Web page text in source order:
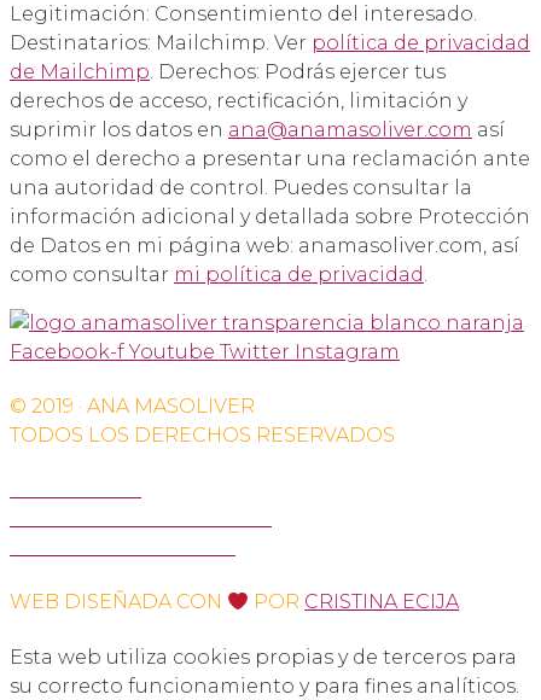
Legitimación: Consentimiento del interesado.
Destinatarios: Mailchimp. Ver política de privacidad
de Mailchimp . Derechos: Podrás ejercer tus
derechos de acceso, rectificación, limitación y
suprimir los datos en ana@anamasoliver.com así
como el derecho a presentar una reclamación ante
una autoridad de control. Puedes consultar la
información adicional y detallada sobre Protección
de Datos en mi página web: anamasoliver.com, así
como consultar mi política de privacidad
Facebook-f Youtube Twitter Instagram
© 2019 · ANA MASOLIVER
TODOS LOS DERECHOS RESERVADOS
WEB DISEÑADA CON POR CRISTINA ECIJA
Esta web utiliza cookies propias y de terceros para
su correcto funcionamiento y para fines analíticos.